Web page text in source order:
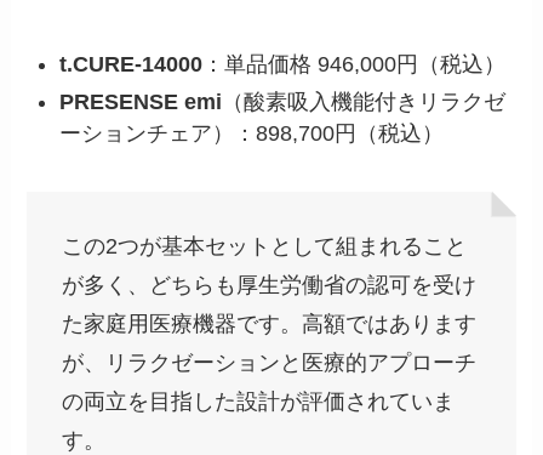
t.CURE-14000 ：単品価格 946,000円（税込）
PRESENSE emi （酸素吸入機能付きリラクゼ
ーションチェア）：898,700円（税込）
この2つが基本セットとして組まれること
が多く、どちらも厚生労働省の認可を受け
た家庭用医療機器です。高額ではあります
が、リラクゼーションと医療的アプローチ
の両立を目指した設計が評価されていま
す。